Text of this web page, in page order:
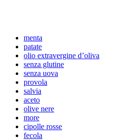
menta
patate
olio extravergine d’oliva
senza glutine
senza uova
provola
salvia
aceto
olive nere
more
cipolle rosse
fecola